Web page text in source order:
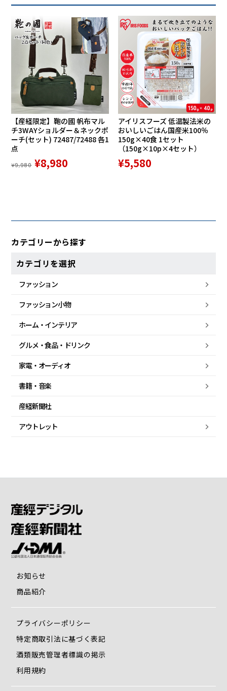
カテゴリーから探す
カテゴリを選択
ファッション
ファッション小物
ホーム・ インテリア
グルメ・食品・ ドリンク
家電・ オーディオ
書籍・音楽
産経新聞社
アウトレット
【産経限定】鞄の國 帆布マル
チ3WAYショルダー＆ネックポ
ーチ(セット) 72487/72488 各1
点
¥9,980 ¥8,980
アイリスフーズ 低温製法米の
おいしいごはん国産米100％
150g×40食 1セット
（150g×10p×4セット）
¥5,580
お知らせ
商品紹介
プライバシーポリシー
特定商取引法に基づく表記
酒類販売管理者標識の掲示
利用規約